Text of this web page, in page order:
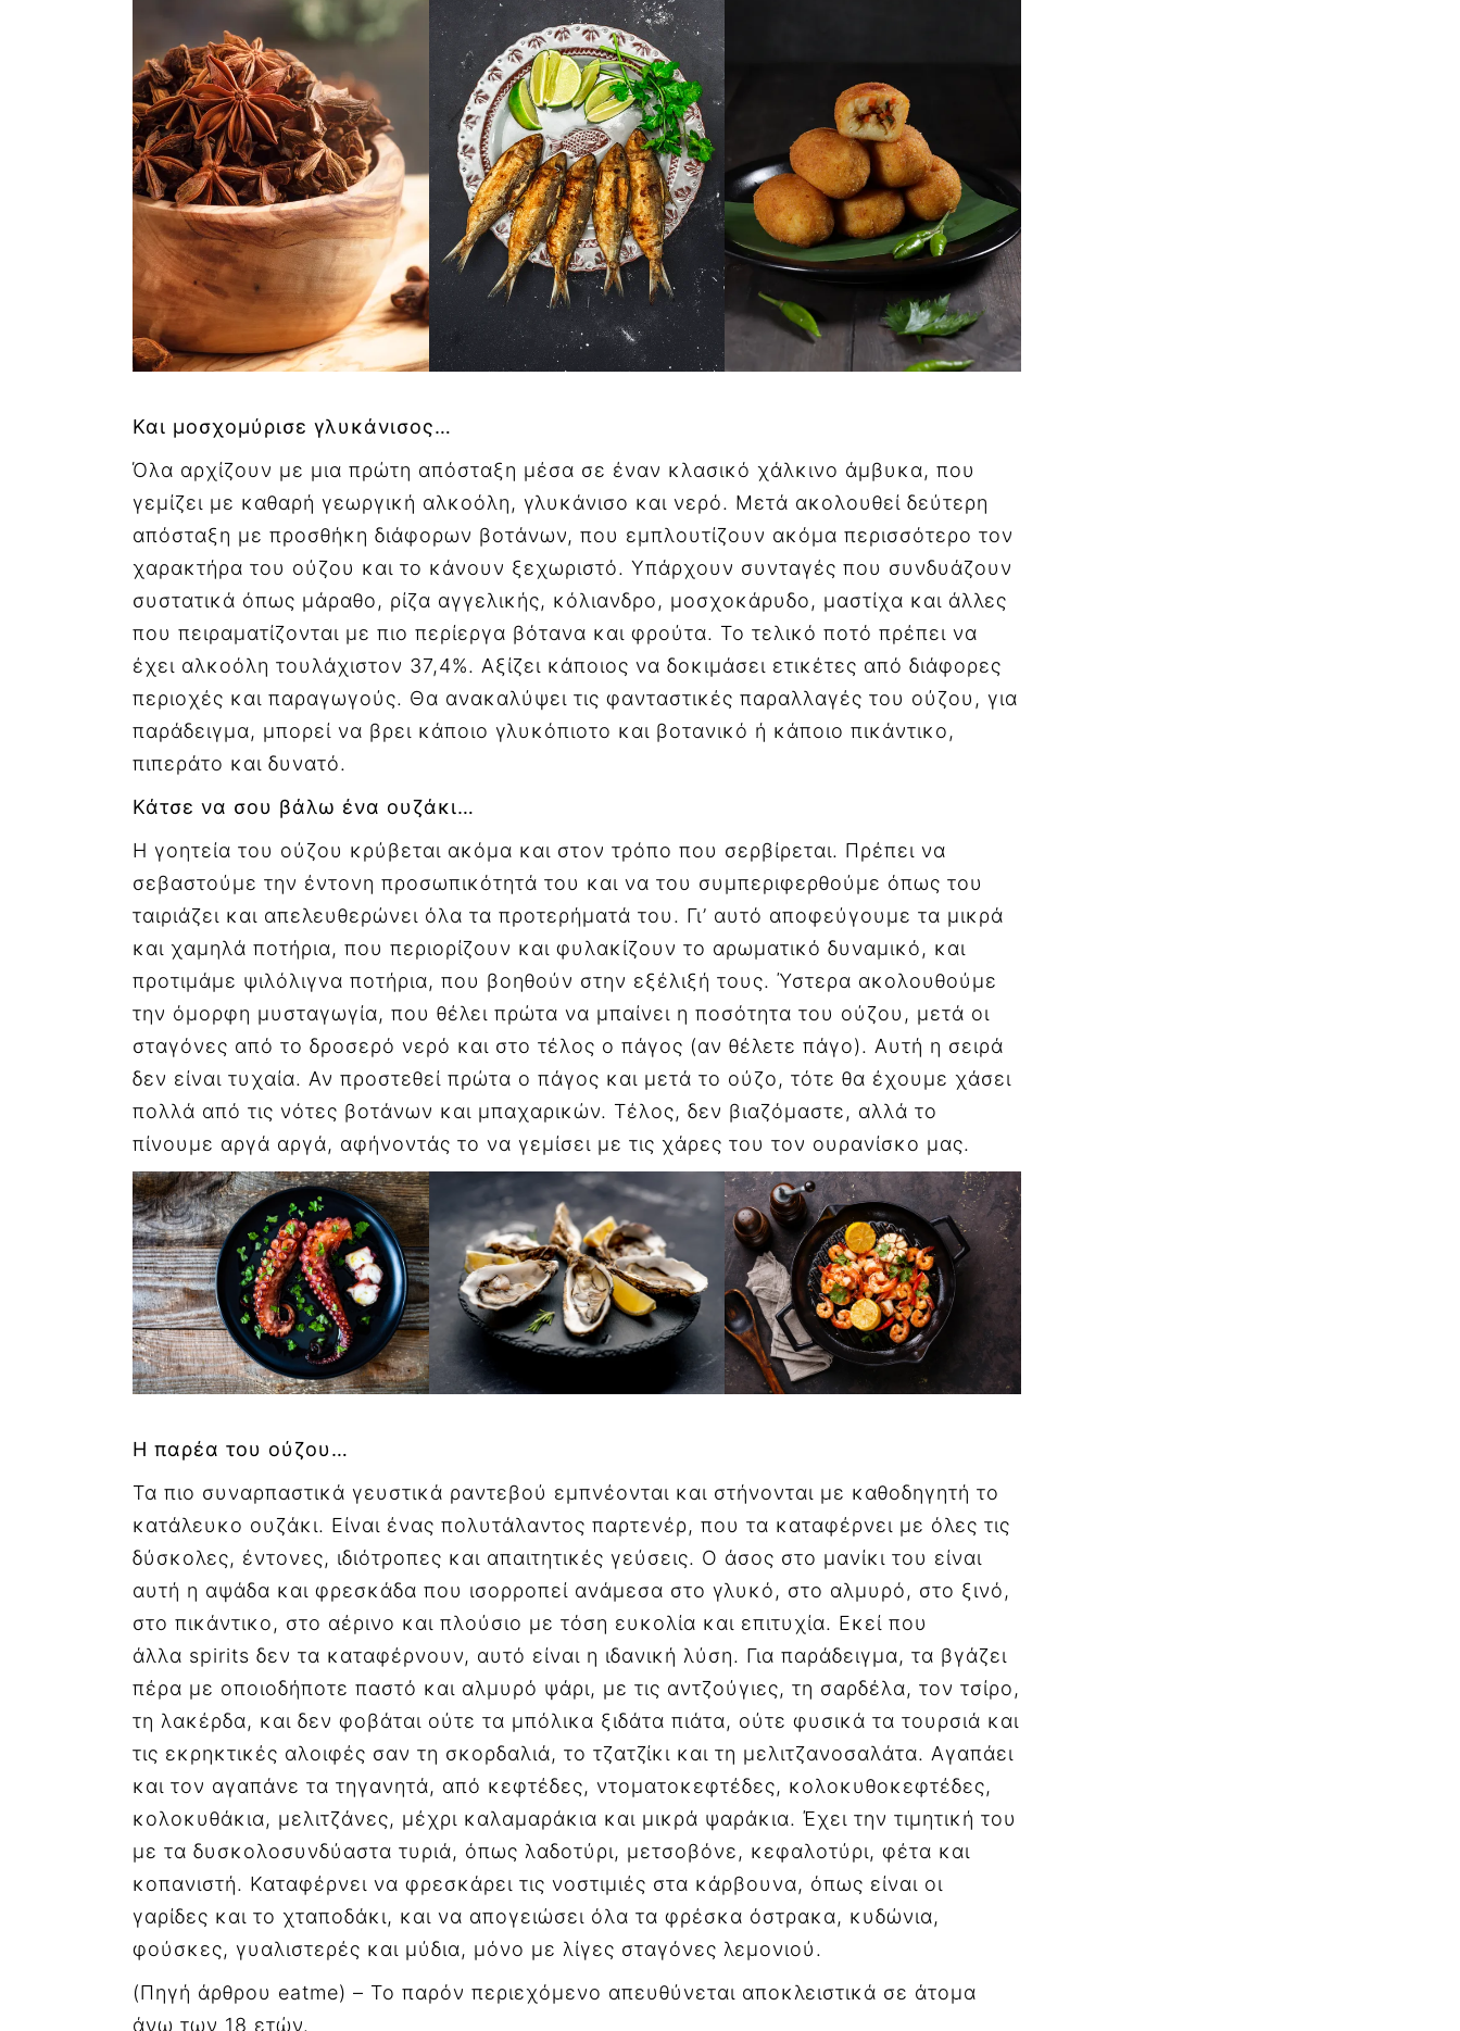
Και μοσχομύρισε γλυκάνισος…
Όλα αρχίζουν με μια πρώτη απόσταξη μέσα σε έναν κλασικό χάλκινο άμβυκα, που
γεμίζει με καθαρή γεωργική αλκοόλη, γλυκάνισο και νερό. Μετά ακολουθεί δεύτερη
απόσταξη με προσθήκη διάφορων βοτάνων, που εμπλουτίζουν ακόμα περισσότερο τον
χαρακτήρα του ούζου και το κάνουν ξεχωριστό. Υπάρχουν συνταγές που συνδυάζουν
συστατικά όπως μάραθο, ρίζα αγγελικής, κόλιανδρο, μοσχοκάρυδο, μαστίχα και άλλες
που πειραματίζονται με πιο περίεργα βότανα και φρούτα. Το τελικό ποτό πρέπει να
έχει αλκοόλη τουλάχιστον 37,4%. Αξίζει κάποιος να δοκιμάσει ετικέτες από διάφορες
περιοχές και παραγωγούς. Θα ανακαλύψει τις φανταστικές παραλλαγές του ούζου, για
παράδειγμα, μπορεί να βρει κάποιο γλυκόπιοτο και βοτανικό ή κάποιο πικάντικο,
πιπεράτο και δυνατό.
Κάτσε να σου βάλω ένα ουζάκι…
Η γοητεία του ούζου κρύβεται ακόμα και στον τρόπο που σερβίρεται. Πρέπει να
σεβαστούμε την έντονη προσωπικότητά του και να του συμπεριφερθούμε όπως του
ταιριάζει και απελευθερώνει όλα τα προτερήματά του. Γι’ αυτό αποφεύγουμε τα μικρά
και χαμηλά ποτήρια, που περιορίζουν και φυλακίζουν το αρωματικό δυναμικό, και
προτιμάμε ψιλόλιγνα ποτήρια, που βοηθούν στην εξέλιξή τους. Ύστερα ακολουθούμε
την όμορφη μυσταγωγία, που θέλει πρώτα να μπαίνει η ποσότητα του ούζου, μετά οι
σταγόνες από το δροσερό νερό και στο τέλος ο πάγος (αν θέλετε πάγο). Αυτή η σειρά
δεν είναι τυχαία. Αν προστεθεί πρώτα ο πάγος και μετά το ούζο, τότε θα έχουμε χάσει
πολλά από τις νότες βοτάνων και μπαχαρικών. Τέλος, δεν βιαζόμαστε, αλλά το
πίνουμε αργά αργά, αφήνοντάς το να γεμίσει με τις χάρες του τον ουρανίσκο μας.
Η παρέα του ούζου…
Τα πιο συναρπαστικά γευστικά ραντεβού εμπνέονται και στήνονται με καθοδηγητή το
κατάλευκο ουζάκι. Είναι ένας πολυτάλαντος παρτενέρ, που τα καταφέρνει με όλες τις
δύσκολες, έντονες, ιδιότροπες και απαιτητικές γεύσεις. Ο άσος στο μανίκι του είναι
αυτή η αψάδα και φρεσκάδα που ισορροπεί ανάμεσα στο γλυκό, στο αλμυρό, στο ξινό,
στο πικάντικο, στο αέρινο και πλούσιο με τόση ευκολία και επιτυχία. Εκεί που
άλλα spirits δεν τα καταφέρνουν, αυτό είναι η ιδανική λύση. Για παράδειγμα, τα βγάζει
πέρα με οποιοδήποτε παστό και αλμυρό ψάρι, με τις αντζούγιες, τη σαρδέλα, τον τσίρο,
τη λακέρδα, και δεν φοβάται ούτε τα μπόλικα ξιδάτα πιάτα, ούτε φυσικά τα τουρσιά και
τις εκρηκτικές αλοιφές σαν τη σκορδαλιά, το τζατζίκι και τη μελιτζανοσαλάτα. Αγαπάει
και τον αγαπάνε τα τηγανητά, από κεφτέδες, ντοματοκεφτέδες, κολοκυθοκεφτέδες,
κολοκυθάκια, μελιτζάνες, μέχρι καλαμαράκια και μικρά ψαράκια. Έχει την τιμητική του
με τα δυσκολοσυνδύαστα τυριά, όπως λαδοτύρι, μετσοβόνε, κεφαλοτύρι, φέτα και
κοπανιστή. Καταφέρνει να φρεσκάρει τις νοστιμιές στα κάρβουνα, όπως είναι οι
γαρίδες και το χταποδάκι, και να απογειώσει όλα τα φρέσκα όστρακα, κυδώνια,
φούσκες, γυαλιστερές και μύδια, μόνο με λίγες σταγόνες λεμονιού.
(Πηγή άρθρου eatme) – Το παρόν περιεχόμενο απευθύνεται αποκλειστικά σε άτομα
άνω των 18 ετών.